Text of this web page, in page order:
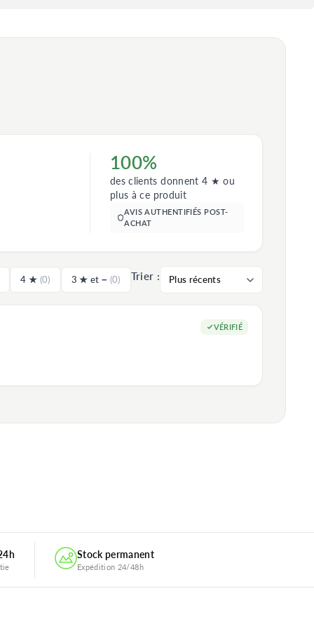
100%
des clients donnent 4 ★ ou
plus à ce produit
AVIS AUTHENTIFIÉS POST-
ACHAT
4 ★ (0) 3 ★ et − (0) Trier :
VÉRIFIÉ
Stock permanent
Expédition 24/48h